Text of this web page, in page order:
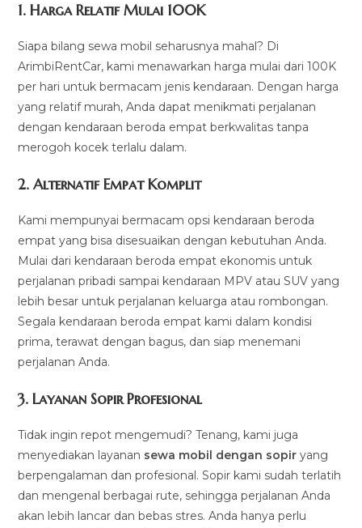
1.Harga Relatif Mulai 100K
Siapa bilang sewa mobil seharusnya mahal? Di
ArimbiRentCar, kami menawarkan harga mulai dari 100K
per hari untuk bermacam jenis kendaraan. Dengan harga
yang relatif murah, Anda dapat menikmati perjalanan
dengan kendaraan beroda empat berkwalitas tanpa
merogoh kocek terlalu dalam.
2. Alternatif Empat Komplit
Kami mempunyai bermacam opsi kendaraan beroda
empat yang bisa disesuaikan dengan kebutuhan Anda.
Mulai dari kendaraan beroda empat ekonomis untuk
perjalanan pribadi sampai kendaraan MPV atau SUV yang
lebih besar untuk perjalanan keluarga atau rombongan.
Segala kendaraan beroda empat kami dalam kondisi
prima, terawat dengan bagus, dan siap menemani
perjalanan Anda.
3.Layanan Sopir Profesional
Tidak ingin repot mengemudi? Tenang, kami juga
menyediakan layanan sewa mobil dengan sopir yang
berpengalaman dan profesional. Sopir kami sudah terlatih
dan mengenal berbagai rute, sehingga perjalanan Anda
akan lebih lancar dan bebas stres. Anda hanya perlu